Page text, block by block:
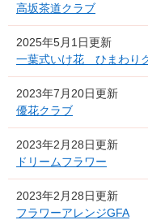
高坂茶道クラブ
2025年5月1日更新
一葉式いけ花 ひまわり
2023年7月20日更新
優花クラブ
2023年2月28日更新
ドリームフラワー
2023年2月28日更新
フラワーアレンジGFA